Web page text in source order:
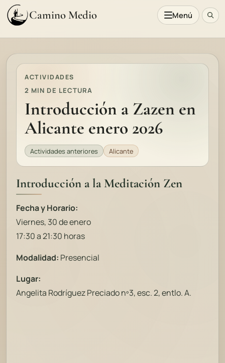
Camino Medio Menú
ACTIVIDADES
2 MIN DE LECTURA
Introducción a Zazen en
Alicante enero 2026
Actividades anteriores Alicante
Introducción a la Meditación Zen
Fecha y Horario:
Viernes, 30 de enero
17:30 a 21:30 horas
Modalidad: Presencial
Lugar:
Angelita Rodríguez Preciado nº3, esc. 2, entlo. A.